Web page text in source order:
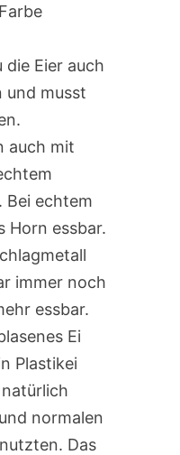
Eier auch
und musst
auch mit
Bei echtem
Horn essbar.
immer noch
essbar.
Ei
Plastikei
normalen
Das